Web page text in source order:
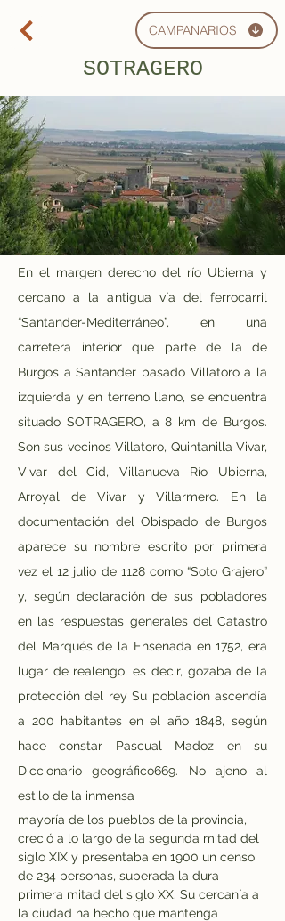
CAMPANARIOS
SOTRAGERO
En el margen derecho del río Ubierna y
cercano a la antigua vía del ferrocarril
“Santander-Mediterráneo”, en una
carretera interior que parte de la de
Burgos a Santander pasado Villatoro a la
izquierda y en terreno llano, se encuentra
situado SOTRAGERO, a 8 km de Burgos.
Son sus vecinos Villatoro, Quintanilla Vivar,
Vivar del Cid, Villanueva Río Ubierna,
Arroyal de Vivar y Villarmero. En la
documentación del Obispado de Burgos
aparece su nombre escrito por primera
vez el 12 julio de 1128 como “Soto Grajero”
y, según declaración de sus pobladores
en las respuestas generales del Catastro
del Marqués de la Ensenada en 1752, era
lugar de realengo, es decir, gozaba de la
protección del rey Su población ascendía
a 200 habitantes en el año 1848, según
hace constar Pascual Madoz en su
Diccionario geográfico669. No ajeno al
estilo de la inmensa
mayoría de los pueblos de la provincia,
creció a lo largo de la segunda mitad del
siglo XIX y presentaba en 1900 un censo
de 234 personas, superada la dura
primera mitad del siglo XX. Su cercanía a
la ciudad ha hecho que mantenga